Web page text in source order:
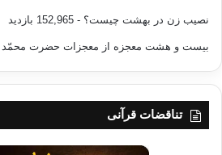
نیروهای اجرایی که تغییر مذهب داده
مجموعاً حساسیت اهل سنت نسبت به
انتصابات میانی در برخی استان‌ها در
آنان به اندازه‌ی مطلوب بهبود نیابد.
نصیب زن در بهشت چیست؟ - 152,965 بازدید
بیست و هشت معجزه از معجزات حضرت محمّد
تناقضات قرآنی